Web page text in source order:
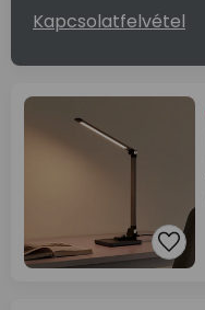
Kapcsolatfelvétel